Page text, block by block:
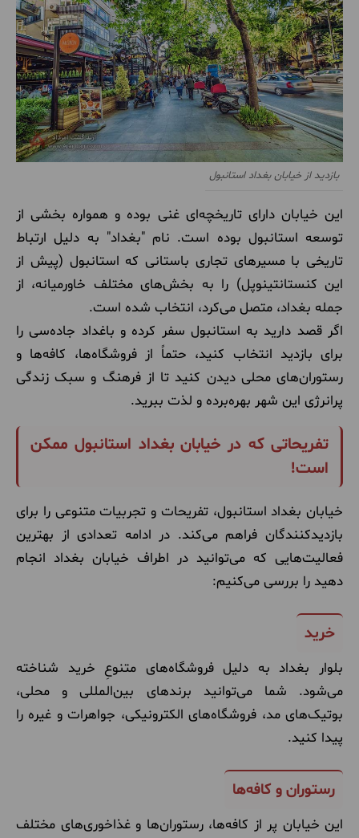
بازدید از خیابان بغداد استانبول
این خیابان دارای تاریخچه‌ای غنی بوده و همواره بخشی از
توسعه استانبول بوده است. نام "بغداد" به دلیل ارتباط
تاریخی با مسیرهای تجاری باستانی که استانبول (پیش از
این کنستانتینوپل) را به بخش‌های مختلف خاورمیانه، از
جمله بغداد، متصل می‌کرد، انتخاب شده است.
اگر قصد دارید به استانبول سفر کرده و باغداد جاده‌سی را
برای بازدید انتخاب کنید، حتماً از فروشگاه‌ها، کافه‌ها و
رستوران‌های محلی دیدن کنید تا از فرهنگ و سبک زندگی
پرانرژی این شهر بهره‌برده و لذت ببرید.
تفریحاتی که در خیابان بغداد استانبول ممکن
است!
خیابان بغداد استانبول، تفریحات و تجربیات متنوعی را برای
بازدیدکنندگان فراهم می‌کند. در ادامه تعدادی از بهترین
فعالیت‌هایی که می‌توانید در اطراف خیابان بغداد انجام
دهید را بررسی می‌کنیم:
خرید
بلوار بغداد به دلیل فروشگاه‌های متنوعِ خرید شناخته
می‌شود. شما می‌توانید برندهای بین‌المللی و محلی،
بوتیک‌های مد، فروشگاه‌های الکترونیکی، جواهرات و غیره را
پیدا کنید.
رستوران و کافه‌ها
این خیابان پر از کافه‌ها، رستوران‌ها و غذاخوری‌های مختلف